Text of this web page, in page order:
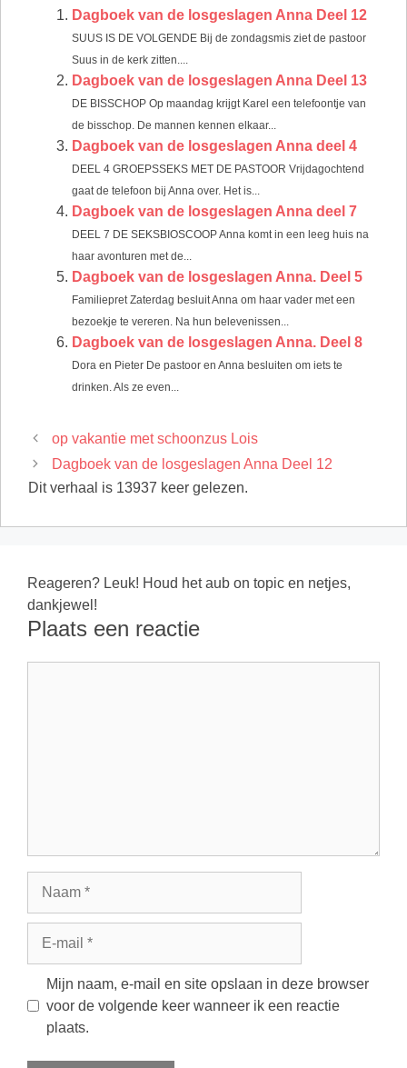
Dagboek van de losgeslagen Anna Deel 12
SUUS IS DE VOLGENDE Bij de zondagsmis ziet de pastoor
Suus in de kerk zitten....
Dagboek van de losgeslagen Anna Deel 13
DE BISSCHOP Op maandag krijgt Karel een telefoontje van
de bisschop. De mannen kennen elkaar...
Dagboek van de losgeslagen Anna deel 4
DEEL 4 GROEPSSEKS MET DE PASTOOR Vrijdagochtend
gaat de telefoon bij Anna over. Het is...
Dagboek van de losgeslagen Anna deel 7
DEEL 7 DE SEKSBIOSCOOP Anna komt in een leeg huis na
haar avonturen met de...
Dagboek van de losgeslagen Anna. Deel 5
Familiepret Zaterdag besluit Anna om haar vader met een
bezoekje te vereren. Na hun belevenissen...
Dagboek van de losgeslagen Anna. Deel 8
Dora en Pieter De pastoor en Anna besluiten om iets te
drinken. Als ze even...
op vakantie met schoonzus Lois
Dagboek van de losgeslagen Anna Deel 12
Dit verhaal is 13937 keer gelezen.
Reageren? Leuk! Houd het aub on topic en netjes,
dankjewel!
Plaats een reactie
Mijn naam, e-mail en site opslaan in deze browser
voor de volgende keer wanneer ik een reactie
plaats.